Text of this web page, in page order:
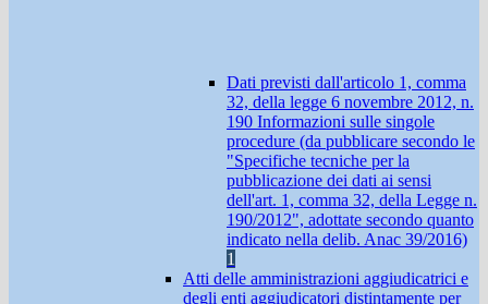
Dati previsti dall'articolo 1, comma
32, della legge 6 novembre 2012, n.
190 Informazioni sulle singole
procedure (da pubblicare secondo le
"Specifiche tecniche per la
pubblicazione dei dati ai sensi
dell'art. 1, comma 32, della Legge n.
190/2012", adottate secondo quanto
indicato nella delib. Anac 39/2016)
1
Atti delle amministrazioni aggiudicatrici e
degli enti aggiudicatori distintamente per